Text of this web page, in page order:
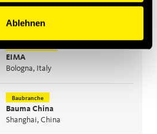
Ablehnen
CIAME
EIMA
Bologna, Italy
Baubranche
Bauma China
Shanghai, China